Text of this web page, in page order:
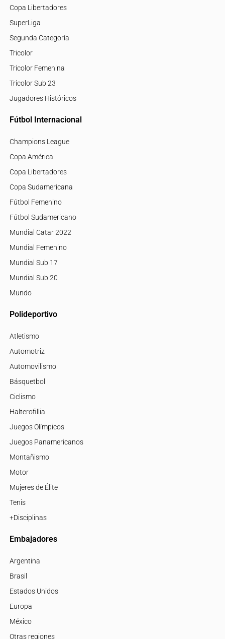
Copa Libertadores
SuperLiga
Segunda Categoría
Tricolor
Tricolor Femenina
Tricolor Sub 23
Jugadores Históricos
Fútbol Internacional
Champions League
Copa América
Copa Libertadores
Copa Sudamericana
Fútbol Femenino
Fútbol Sudamericano
Mundial Catar 2022
Mundial Femenino
Mundial Sub 17
Mundial Sub 20
Mundo
Polideportivo
Atletismo
Automotriz
Automovilismo
Básquetbol
Ciclismo
Halterofillia
Juegos Olímpicos
Juegos Panamericanos
Montañismo
Motor
Mujeres de Élite
Tenis
+Disciplinas
Embajadores
Argentina
Brasil
Estados Unidos
Europa
México
Otras regiones